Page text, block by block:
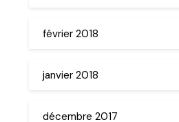
février 2018
janvier 2018
décembre 2017